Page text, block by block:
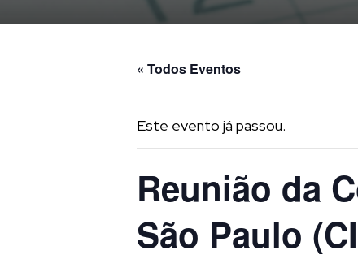
« Todos Eventos
Este evento já passou.
Reunião da
São Paulo